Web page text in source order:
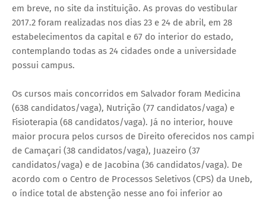
em breve, no site da instituição. As provas do vestibular
2017.2 foram realizadas nos dias 23 e 24 de abril, em 28
estabelecimentos da capital e 67 do interior do estado,
contemplando todas as 24 cidades onde a universidade
possui campus.
Os cursos mais concorridos em Salvador foram Medicina
(638 candidatos/vaga), Nutrição (77 candidatos/vaga) e
Fisioterapia (68 candidatos/vaga). Já no interior, houve
maior procura pelos cursos de Direito oferecidos nos campi
de Camaçari (38 candidatos/vaga), Juazeiro (37
candidatos/vaga) e de Jacobina (36 candidatos/vaga). De
acordo com o Centro de Processos Seletivos (CPS) da Uneb,
o índice total de abstenção nesse ano foi inferior ao